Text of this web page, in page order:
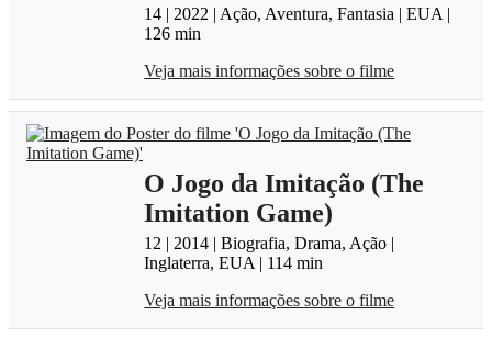
14 | 2022 | Ação, Aventura, Fantasia | EUA |
126 min
Veja mais informações sobre o filme
O Jogo da Imitação (The
Imitation Game)
12 | 2014 | Biografia, Drama, Ação |
Inglaterra, EUA | 114 min
Veja mais informações sobre o filme